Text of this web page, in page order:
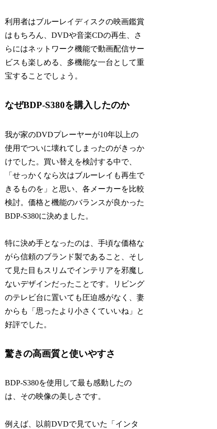
利用者はブルーレイディスクの映画鑑賞
はもちろん、DVDや音楽CDの再生、さ
らにはネットワーク機能で動画配信サー
ビスも楽しめる、多機能な一台として重
宝することでしょう。
なぜBDP-S380を購入したのか
我が家のDVDプレーヤーが10年以上の
使用でついに壊れてしまったのがきっか
けでした。買い替えを検討する中で、
「せっかくなら次はブルーレイも再生で
きるものを」と思い、各メーカーを比較
検討。価格と機能のバランスが良かった
BDP-S380に決めました。
特に決め手となったのは、手頃な価格な
がら信頼のブランド製であること、そし
て見た目もスリムでインテリアを邪魔し
ないデザインだったことです。リビング
のテレビ台に置いても圧迫感がなく、妻
からも「思ったより小さくていいね」と
好評でした。
驚きの高画質と使いやすさ
BDP-S380を使用して最も感動したの
は、その映像の美しさです。
例えば、以前DVDで見ていた「インタ